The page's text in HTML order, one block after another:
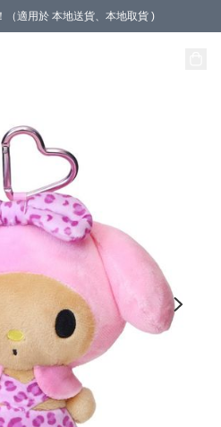
（適用於 本地送貨、本地取貨 )